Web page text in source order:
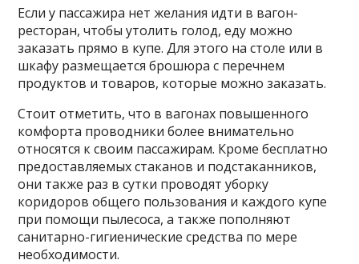
Если у пассажира нет желания идти в вагон-
ресторан, чтобы утолить голод, еду можно
заказать прямо в купе. Для этого на столе или в
шкафу размещается брошюра с перечнем
продуктов и товаров, которые можно заказать.
Стоит отметить, что в вагонах повышенного
комфорта проводники более внимательно
относятся к своим пассажирам. Кроме бесплатно
предоставляемых стаканов и подстаканников,
они также раз в сутки проводят уборку
коридоров общего пользования и каждого купе
при помощи пылесоса, а также пополняют
санитарно-гигиенические средства по мере
необходимости.